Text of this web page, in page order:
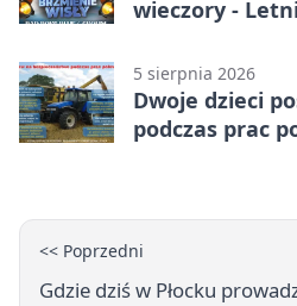
wieczory -
5 sierpnia 2026
Dwoje dzieci
podczas prac
<< Poprzedni
Gdzie dziś w Płocku